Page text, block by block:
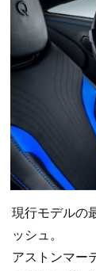
現行モデルの
ッシュ。
アストンマー